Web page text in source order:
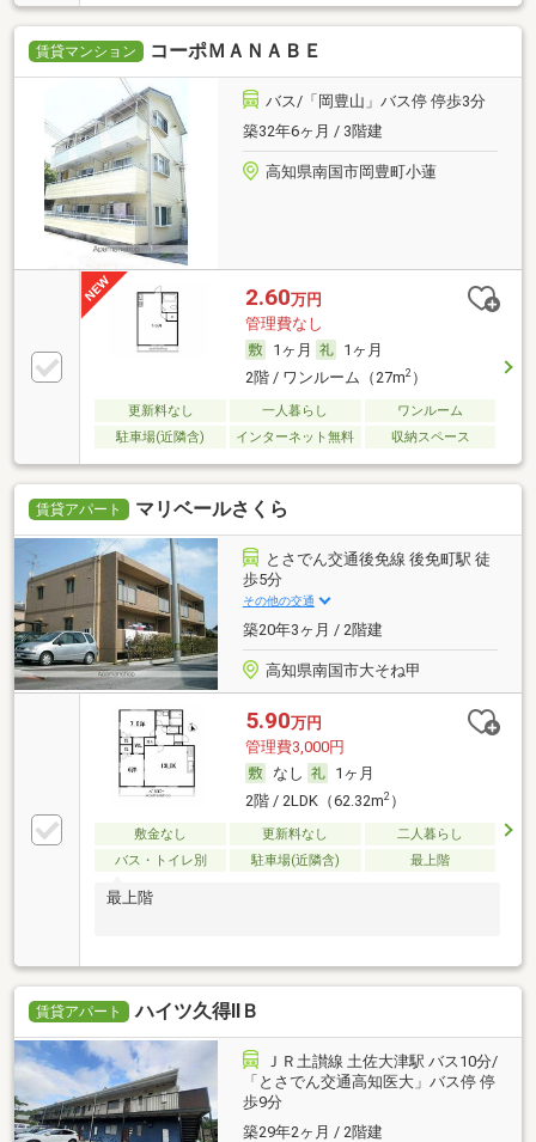
賃貸マンション コーポＭＡＮＡＢＥ
バス/「岡豊山」バス停 停歩3分
築32年6ヶ月 / 3階建
高知県南国市岡豊町小蓮
2.60万円
管理費なし
1ヶ月
1ヶ月
2階 / ワンルーム（27m2）
更新料なし 一人暮らし
ワンルーム
駐車場(近隣含)
インターネット無料 収納スペース
賃貸アパート マリベールさくら
とさでん交通後免線 後免町駅 徒
歩5分
その他の交通
築20年3ヶ月 / 2階建
高知県南国市大そね甲
5.90万円
管理費3,000円
なし
1ヶ月
2階 / 2LDK（62.32m2）
敷金なし 更新料なし
二人暮らし
バス・トイレ別
駐車場(近隣含) 最上階
最上階
賃貸アパート ハイツ久得ⅡＢ
ＪＲ土讃線 土佐大津駅 バス10分/
「とさでん交通高知医大」バス停 停
歩9分
築29年2ヶ月 / 2階建